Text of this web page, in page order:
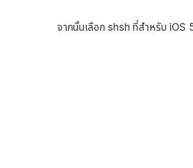
จากนั้นเลือก shsh ที่สำหรับ iOS